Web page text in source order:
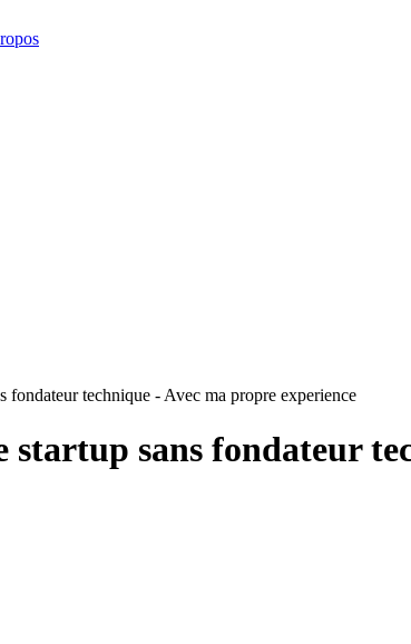
fondateur technique - Avec ma propre experience
startup sans fondateur